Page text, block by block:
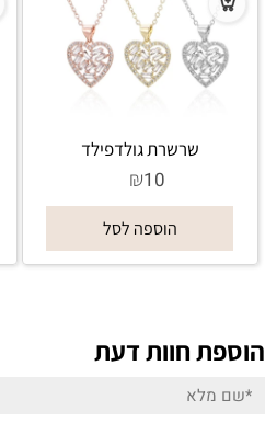
שרשרת גולדפילד
₪10
הוספה לסל
הוספת חוות דעת